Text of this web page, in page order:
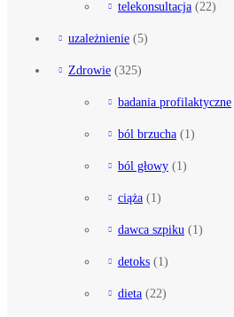
telekonsultacja (22)
uzależnienie (5)
Zdrowie (325)
badania profilaktyczne
ból brzucha (1)
ból głowy (1)
ciąża (1)
dawca szpiku (1)
detoks (1)
dieta (22)